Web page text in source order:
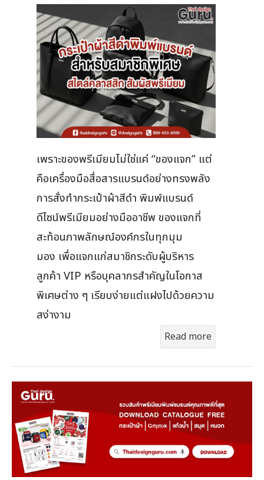
เพราะของพรีเมียมไม่ใช่แค่ “ของแจก” แต่
คือเครื่องมือสื่อสารแบรนด์อย่างทรงพลัง
การสั่งทำกระเป๋าผ้าสีดำ พิมพ์แบรนด์
ดีไซน์พรีเมียมอย่างมืออาชีพ ของแจกที่
สะท้อนภาพลักษณ์องค์กรในทุกมุม
มอง เพื่อแจกแก่สมาชิกระดับผู้บริหาร
ลูกค้า VIP หรือบุคลากรสำคัญในโอกาส
พิเศษต่าง ๆ เรียบง่ายแต่แฝงไปด้วยความ
สง่างาม
Read more